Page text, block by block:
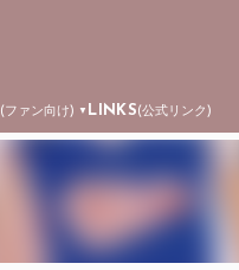
(ファン向け) ▼ LINKS(公式リンク)